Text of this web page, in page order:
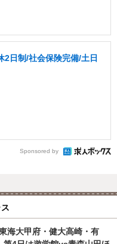
2日制/社会保険完備/土日
Sponsored by
海大甲府・健大高崎・有